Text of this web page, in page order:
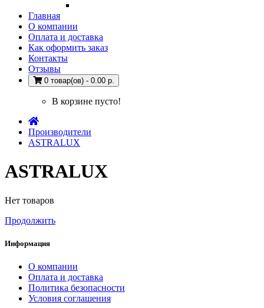
Главная
О компании
Оплата и доставка
Как оформить заказ
Контакты
Отзывы
0 товар(ов) - 0.00 р.
В корзине пусто!
Производители
ASTRALUX
ASTRALUX
Нет товаров
Продолжить
Информация
О компании
Оплата и доставка
Политика безопасности
Условия соглашения